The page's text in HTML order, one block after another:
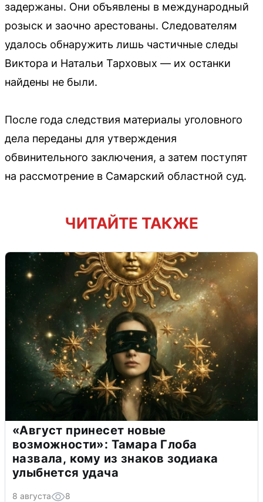
задержаны. Они объявлены в международный
розыск и заочно арестованы. Следователям
удалось обнаружить лишь частичные следы
Виктора и Натальи Тарховых — их останки
найдены не были.
После года следствия материалы уголовного
дела переданы для утверждения
обвинительного заключения, а затем поступят
на рассмотрение в Самарский областной суд.
ЧИТАЙТЕ ТАКЖЕ
«Август принесет новые
возможности»: Тамара Глоба
назвала, кому из знаков зодиака
улыбнется удача
8 августа 8